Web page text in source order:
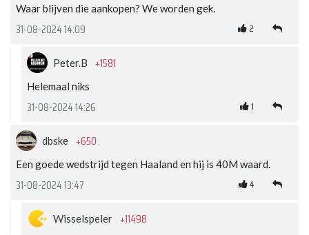
Waar blijven die aankopen? We worden gek.
31-08-2024 14:09 2
Peter.B +1581
Helemaal niks
31-08-2024 14:26 1
dbske +650
Een goede wedstrijd tegen Haaland en hij is 40M waard.
31-08-2024 13:47 4
Wisselspeler +11498